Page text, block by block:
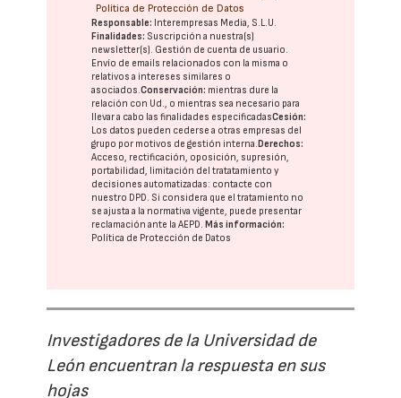
Política de Protección de Datos
Responsable: Interempresas Media, S.L.U.
Finalidades: Suscripción a nuestra(s)
newsletter(s). Gestión de cuenta de usuario.
Envío de emails relacionados con la misma o
relativos a intereses similares o
asociados.Conservación: mientras dure la
relación con Ud., o mientras sea necesario para
llevar a cabo las finalidades especificadasCesión:
Los datos pueden cederse a otras empresas del
grupo por motivos de gestión interna. Derechos:
Acceso, rectificación, oposición, supresión,
portabilidad, limitación del tratatamiento y
decisiones automatizadas: contacte con
nuestro DPD. Si considera que el tratamiento no
se ajusta a la normativa vigente, puede presentar
reclamación ante laAEPD. Más información:
Política de Protección de Datos
Investigadores de la Universidad de
León encuentran la respuesta en sus
hojas